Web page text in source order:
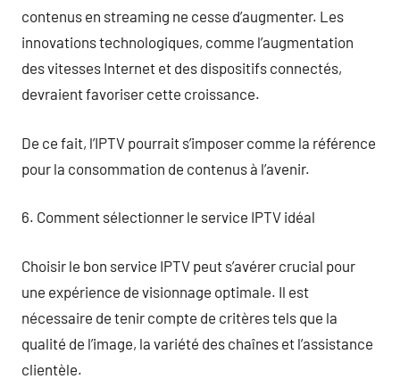
contenus en streaming ne cesse d’augmenter. Les
innovations technologiques, comme l’augmentation
des vitesses Internet et des dispositifs connectés,
devraient favoriser cette croissance.
De ce fait, l’IPTV pourrait s’imposer comme la référence
pour la consommation de contenus à l’avenir.
6. Comment sélectionner le service IPTV idéal
Choisir le bon service IPTV peut s’avérer crucial pour
une expérience de visionnage optimale. Il est
nécessaire de tenir compte de critères tels que la
qualité de l’image, la variété des chaînes et l’assistance
clientèle.